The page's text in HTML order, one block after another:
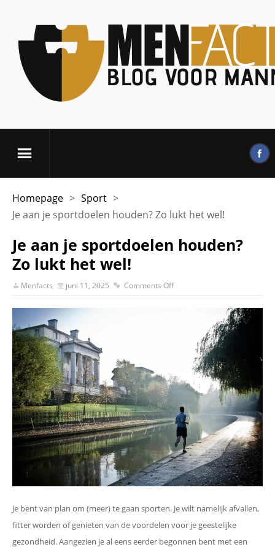
Homepage > Sport >
Je aan je sportdoelen houden? Zo lukt het wel!
Je aan je sportdoelen houden?
Zo lukt het wel!
Menfacts juni 11, 2025 Comments Off
Je bent van plan om (meer) te gaan sporten. Je wilt namelijk afvallen,
fitter worden of genieten van de voordelen voor je geestelijke
gezondheid. Aangezien je al eens eerder begonnen bent met een